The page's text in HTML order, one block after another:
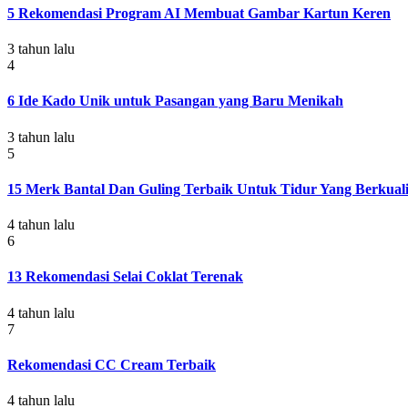
5 Rekomendasi Program AI Membuat Gambar Kartun Keren
3 tahun lalu
4
6 Ide Kado Unik untuk Pasangan yang Baru Menikah
3 tahun lalu
5
15 Merk Bantal Dan Guling Terbaik Untuk Tidur Yang
4 tahun lalu
6
13 Rekomendasi Selai Coklat Terenak
4 tahun lalu
7
Rekomendasi CC Cream Terbaik
4 tahun lalu